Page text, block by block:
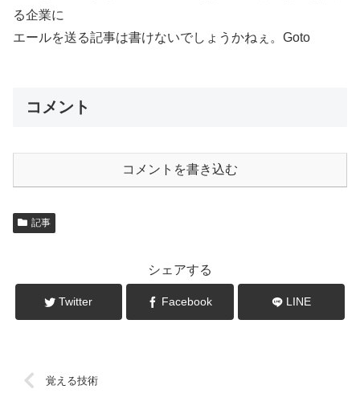
る企業に
エールを送る記事は書けないでしょうかねぇ。Goto
コメント
コメントを書き込む
記事
シェアする
Twitter Facebook LINE
覚える技術